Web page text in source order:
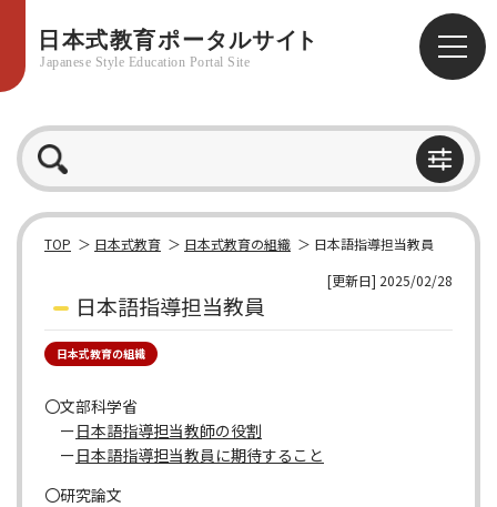
TOP 日本式教育 日本式教育の組織
日本語指導担当教員
[更新日] 2025/02/28
日本語指導担当教員
日本式教育の組織
〇文部科学省
ー日本語指導担当教師の役割
ー日本語指導担当教員に期待すること
〇研究論文